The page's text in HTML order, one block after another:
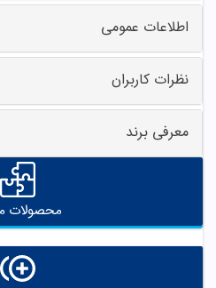
اطلاعات عمومی
نظرات کاربران
معرفی برند
محصولات